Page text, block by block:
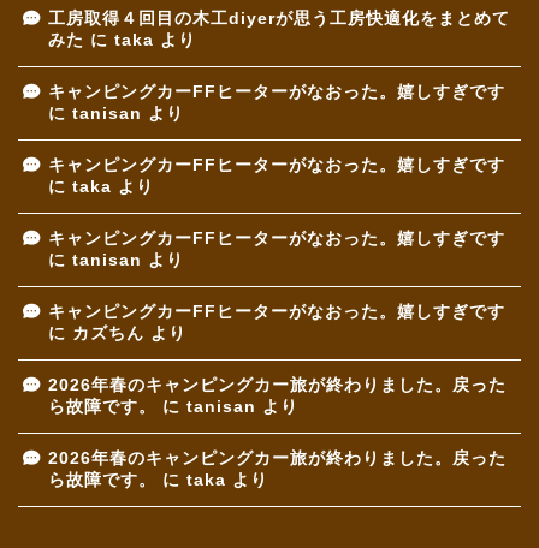
工房取得４回目の木工diyerが思う工房快適化をまとめて
みた に taka より
キャンピングカーFFヒーターがなおった。嬉しすぎです
に tanisan より
キャンピングカーFFヒーターがなおった。嬉しすぎです
に taka より
キャンピングカーFFヒーターがなおった。嬉しすぎです
に tanisan より
キャンピングカーFFヒーターがなおった。嬉しすぎです
に カズちん より
2026年春のキャンピングカー旅が終わりました。戻った
ら故障です。
に tanisan より
2026年春のキャンピングカー旅が終わりました。戻った
ら故障です。
に taka より